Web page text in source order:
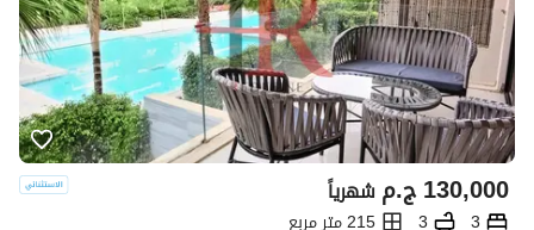
ج.م130,000 شهرياً
3
3
215 متر مربع